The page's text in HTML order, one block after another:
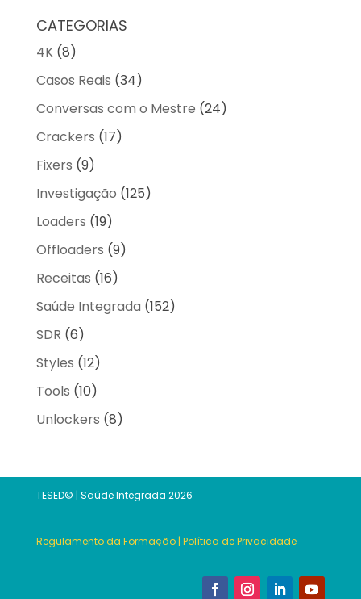
CATEGORIAS
4K(8)
Casos Reais (34)
Conversas com o Mestre (24)
Crackers (17)
Fixers (9)
Investigação (125)
Loaders (19)
Offloaders (9)
Receitas (16)
Saúde Integrada (152)
SDR (6)
Styles (12)
Tools (10)
Unlockers (8)
TESED© | Saúde Integrada 2026
Regulamento da Formação| Política de Privacidade